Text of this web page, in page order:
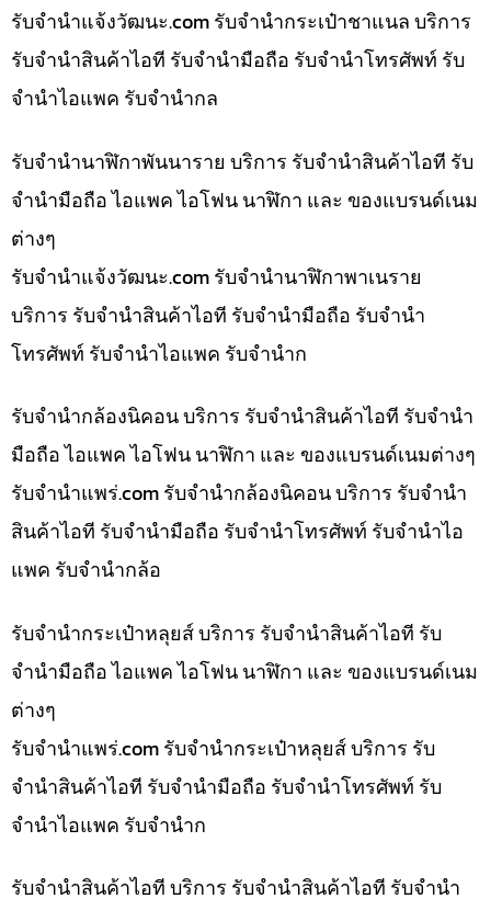
รับจํานําแจ้งวัฒนะ.com รับจำนำกระเป๋าชาแนล บริการ
รับจำนำสินค้าไอที รับจำนำมือถือ รับจำนำโทรศัพท์ รับ
จำนำไอแพค รับจำนำกล
รับจำนำนาฬิกาพันนาราย บริการ รับจำนำสินค้าไอที รับ
จำนำมือถือ ไอแพค ไอโฟน นาฬิกา และ ของแบรนด์เนม
ต่างๆ
รับจํานําแจ้งวัฒนะ.com รับจำนำนาฬิกาพาเนราย
บริการ รับจำนำสินค้าไอที รับจำนำมือถือ รับจำนำ
โทรศัพท์ รับจำนำไอแพค รับจำนำก
รับจำนำกล้องนิคอน บริการ รับจำนำสินค้าไอที รับจำนำ
มือถือ ไอแพค ไอโฟน นาฬิกา และ ของแบรนด์เนมต่างๆ
รับจํานําแพร่.com รับจำนำกล้องนิคอน บริการ รับจำนำ
สินค้าไอที รับจำนำมือถือ รับจำนำโทรศัพท์ รับจำนำไอ
แพค รับจำนำกล้อ
รับจำนำกระเป๋าหลุยส์ บริการ รับจำนำสินค้าไอที รับ
จำนำมือถือ ไอแพค ไอโฟน นาฬิกา และ ของแบรนด์เนม
ต่างๆ
รับจํานําแพร่.com รับจำนำกระเป๋าหลุยส์ บริการ รับ
จำนำสินค้าไอที รับจำนำมือถือ รับจำนำโทรศัพท์ รับ
จำนำไอแพค รับจำนำก
รับจำนำสินค้าไอที บริการ รับจำนำสินค้าไอที รับจำนำ